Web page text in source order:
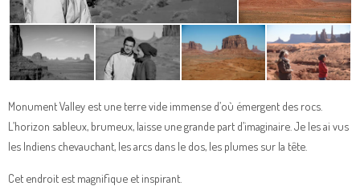
Monument Valley est une terre vide immense d’où émergent des rocs.
L’horizon sableux, brumeux, laisse une grande part d’imaginaire. Je les ai vus
les Indiens chevauchant, les arcs dans le dos, les plumes sur la tête.
Cet endroit est magnifique et inspirant.